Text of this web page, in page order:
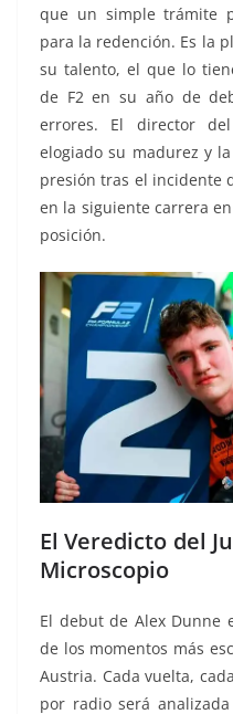
que un simple trámite
para la redención. Es la
su talento, el que lo
de F2 en su año de
errores. El director
elogiado su madurez y
presión tras el incidente
en la siguiente carrera
posición.
El Veredicto del
Microscopio
El debut de Alex Dunne
de los momentos más
Austria. Cada vuelta,
por radio será